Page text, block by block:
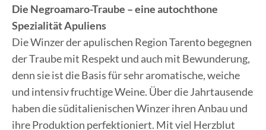
Die Negroamaro-Traube – eine autochthone
Spezialität Apuliens
Die Winzer der apulischen Region Tarento begegnen
der Traube mit Respekt und auch mit Bewunderung,
denn sie ist die Basis für sehr aromatische, weiche
und intensiv fruchtige Weine. Über die Jahrtausende
haben die süditalienischen Winzer ihren Anbau und
ihre Produktion perfektioniert. Mit viel Herzblut